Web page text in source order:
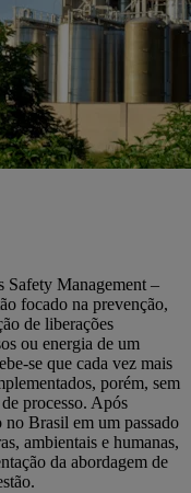
Safety Management –
focado na prevenção,
de liberações
ou energia de um
se que cada vez mais
porém, sem
processo. Após
no Brasil em um passado
ambientais e humanas,
da abordagem de